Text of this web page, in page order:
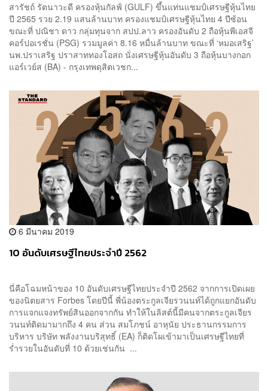
สารัชถ์ รัตนาวะดี ครองหุ้นกัลฟ์ (GULF) ขึ้นแท่นแชมป์เศรษฐีหุ้นไทย
ปี 2565 รวย 2.19 แสนล้านบาท ครองแชมป์เศรษฐีหุ้นไทย 4 ปีซ้อน
ขณะที่ ปณิชา ดาว กลุ่มทุนจาก สปป.ลาว ครองอันดับ 2 ถือหุ้นพีเอสจี
คอร์ปอเรชั่น (PSG) รวมมูลค่า 8.16 หมื่นล้านบาท ขณะที่ ‘หมอเสริฐ’
นพ.ปราเสริฐ ปราสาททองโอสถ นั่งเศรษฐีหุ้นอันดับ 3 ถือหุ้นบางกอก
แอร์เวย์ส (BA) - กรุงเทพดุสิตเวชก...
6 มีนาคม 2019
10 อันดับเศรษฐีไทยประจำปี 2562
นี่คือโฉมหน้าของ 10 อันดับเศรษฐีไทยประจำปี 2562 จากการเปิดเผย
ของนิตยสาร Forbes โดยปีนี้ พี่น้องตระกูลเจียรวนนท์ได้ถูกแยกอันดับ
การแจกแจงทรัพย์สินออกจากกัน ทำให้ในลิสต์นี้มีคนจากตระกูลเจียร
วนนท์ติดมามากถึง 4 คน ส่วน สมโภชน์ อาหุนัย ประธานกรรมการ
บริหาร บริษัท พลังงานบริสุทธิ์ (EA) ก็ติดโผเข้ามาเป็นเศรษฐีไทยที่
ร่ำรวยในอันดับที่ 10 ด้วยเช่นกัน ...